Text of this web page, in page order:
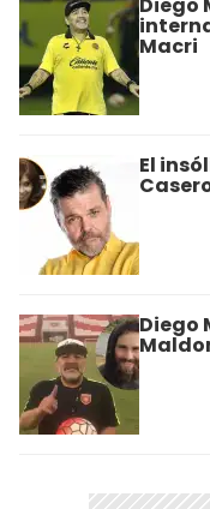
Macri
El
Diego